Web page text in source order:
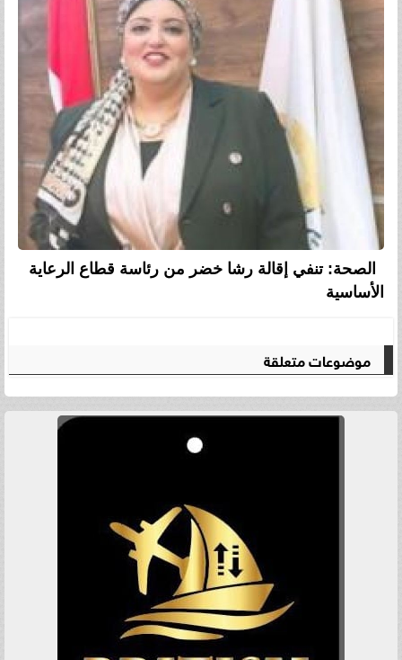
الصحة: تنفي إقالة رشا خضر من رئاسة قطاع الرعاية
الأساسية
موضوعات متعلقة